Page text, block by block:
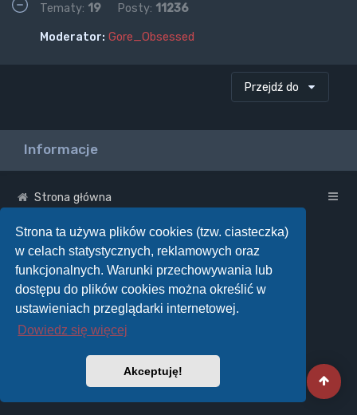
Strona ta używa plików cookies (tzw. ciasteczka)
w celach statystycznych, reklamowych oraz
funkcjonalnych. Warunki przechowywania lub
dostępu do plików cookies można określić w
ustawieniach przeglądarki internetowej.
Dowiedz się więcej
Akceptuję!
Tematy: 19 Posty: 11236
Moderator: Gore_Obsessed
Przejdź do
Informacje
Strona główna